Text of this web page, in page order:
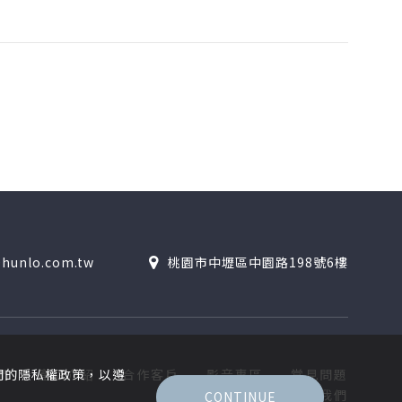
桃園市中壢區中園路198號6樓
產品介紹 合作客戶 影音專區
常見問題
聯絡我們
隱私權政策，以遵
CONTINUE